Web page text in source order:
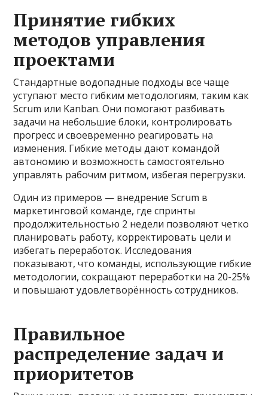
Принятие гибких
методов управления
проектами
Стандартные водопадные подходы все чаще
уступают место гибким методологиям, таким как
Scrum или Kanban. Они помогают разбивать
задачи на небольшие блоки, контролировать
прогресс и своевременно реагировать на
изменения. Гибкие методы дают командой
автономию и возможность самостоятельно
управлять рабочим ритмом, избегая перегрузки.
Один из примеров — внедрение Scrum в
маркетинговой команде, где спринты
продолжительностью 2 недели позволяют четко
планировать работу, корректировать цели и
избегать переработок. Исследования
показывают, что команды, использующие гибкие
методологии, сокращают переработки на 20-25%
и повышают удовлетворённость сотрудников.
Правильное
распределение задач и
приоритетов